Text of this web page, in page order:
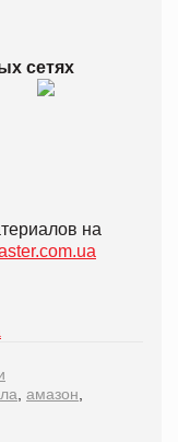
сетях
на
амазон